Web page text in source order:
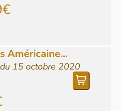
Américaine...
15 octobre 2020